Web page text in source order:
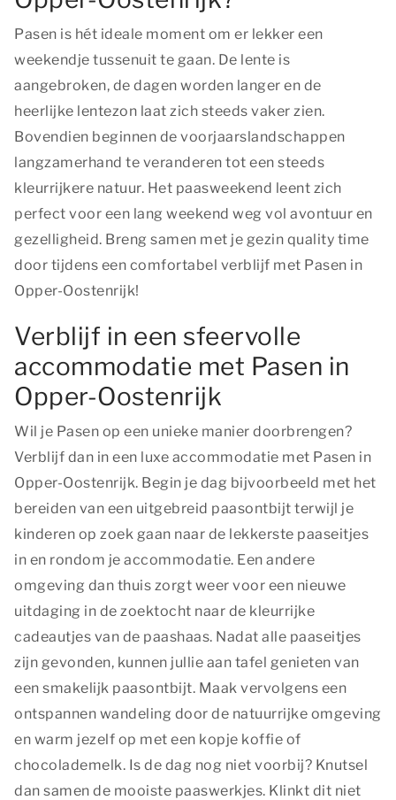
Pasen is hét ideale moment om er lekker een
weekendje tussenuit te gaan. De lente is
aangebroken, de dagen worden langer en de
heerlijke lentezon laat zich steeds vaker zien.
Bovendien beginnen de voorjaarslandschappen
langzamerhand te veranderen tot een steeds
kleurrijkere natuur. Het paasweekend leent zich
perfect voor een lang weekend weg vol avontuur en
gezelligheid. Breng samen met je gezin quality time
door tijdens een comfortabel verblijf met Pasen in
Opper-Oostenrijk!
Verblijf in een sfeervolle
accommodatie met Pasen in
Opper-Oostenrijk
Wil je Pasen op een unieke manier doorbrengen?
Verblijf dan in een luxe accommodatie met Pasen in
Opper-Oostenrijk. Begin je dag bijvoorbeeld met het
bereiden van een uitgebreid paasontbijt terwijl je
kinderen op zoek gaan naar de lekkerste paaseitjes
in en rondom je accommodatie. Een andere
omgeving dan thuis zorgt weer voor een nieuwe
uitdaging in de zoektocht naar de kleurrijke
cadeautjes van de paashaas. Nadat alle paaseitjes
zijn gevonden, kunnen jullie aan tafel genieten van
een smakelijk paasontbijt. Maak vervolgens een
ontspannen wandeling door de natuurrijke omgeving
en warm jezelf op met een kopje koffie of
chocolademelk. Is de dag nog niet voorbij? Knutsel
dan samen de mooiste paaswerkjes. Klinkt dit niet